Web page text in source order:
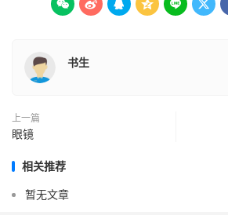
     
书生
上一篇
眼镜
相关推荐
暂无文章